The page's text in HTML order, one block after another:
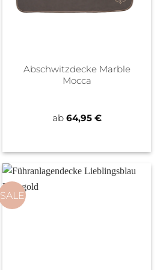
Abschwitzdecke Marble
Mocca
ab 64,95 €
SALE